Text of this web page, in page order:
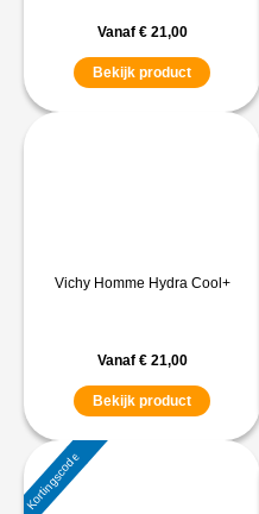
Vanaf €21,00
Bekijk product
Vichy Homme Hydra Cool+
Vanaf €21,00
Bekijk product
Kortingscode